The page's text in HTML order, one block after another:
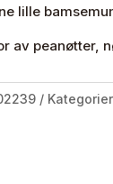
lille
av peanøtter,